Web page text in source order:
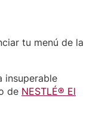
tu menú de la
insuperable
de NESTLÉ® El